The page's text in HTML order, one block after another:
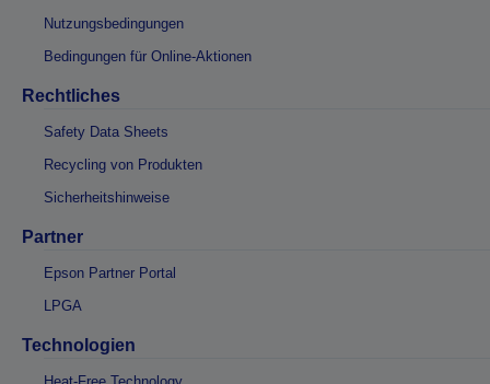
Nutzungsbedingungen
Bedingungen für Online-Aktionen
Rechtliches
Safety Data Sheets
Recycling von Produkten
Sicherheitshinweise
Partner
Epson Partner Portal
LPGA
Technologien